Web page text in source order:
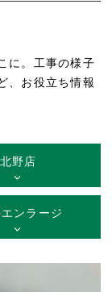
に。工事の様子
、お役立ち情報
北野店
ンラージ